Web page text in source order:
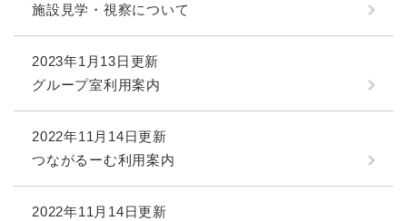
施設見学・視察について
2023年1月13日更新
グループ室利用案内
2022年11月14日更新
つながるーむ利用案内
2022年11月14日更新